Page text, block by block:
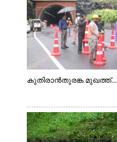
കുതിരാൻതുരങ്ക മുഖത്ത്...